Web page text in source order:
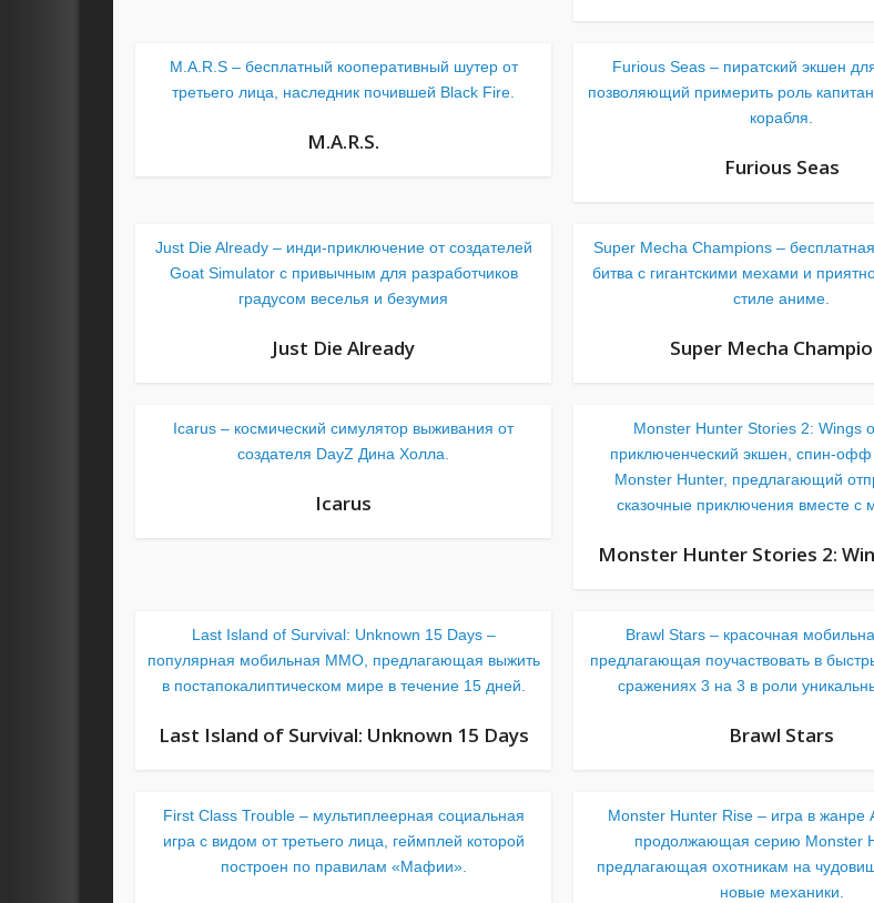
M.A.R.S – бесплатный кооперативный шутер от
третьего лица, наследник почившей Black Fire.
M.A.R.S.
Furious Seas – пиратский экшен
позволяющий примерить роль
корабля.
Furious Seas
Just Die Already – инди-приключение от создателей
Goat Simulator с привычным для разработчиков
градусом веселья и безумия
Just Die Already
Super Mecha Champions –
битва с гигантскими мехами и
стиле аниме.
Super Mecha
Icarus – космический симулятор выживания от
создателя DayZ Дина Холла.
Icarus
Monster Hunter Stories 2: Wings
приключенческий экшен, спин-офф
Monster Hunter, предлагающий
сказочные приключения вместе с
Monster Hunter Stories 2:
Last Island of Survival: Unknown 15 Days –
популярная мобильная MMO, предлагающая выжить
в постапокалиптическом мире в течение 15 дней.
Last Island of Survival: Unknown 15 Days
Brawl Stars – красочная
предлагающая поучаствовать в
сражениях 3 на 3 в роли
Brawl Stars
First Class Trouble – мультиплеерная социальная
игра с видом от третьего лица, геймплей которой
построен по правилам «Мафии».
Monster Hunter Rise – игра в жанре
продолжающая серию Monster
предлагающая охотникам на
новые механики.